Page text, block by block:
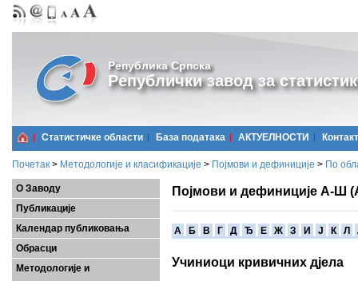
Република Српска
Републички завод за
Статистичке области Базa података АКТУЕЛНОСТИ Контакт
Почетак > Методологије и класификације > Појмови и дефиниције > По
О Заводу
Публикације
Календар публиковања
Обрасци
Методологије и
Појмови и дефиниције А-Ш
A Б В Г Д Ђ Е Ж З И Ј К Л
Учиниоци кривичних дјела